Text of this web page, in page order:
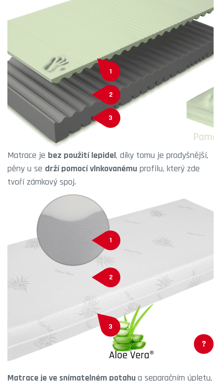
1
2
3
Matrace je bez použití lepidel, díky tomu je prodyšnější,
pěny u se drží pomocí vlnkovanému profilu, který zde
tvoří zámkový spoj.
1
2
3
?
Matrace je ve snímatelném potahua separačním úpletu,